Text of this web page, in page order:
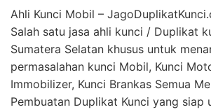
Ahli Kunci Mobil –
Salah satu jasa ahli kunci / Duplikat
Sumatera Selatan khusus untuk
permasalahan kunci Mobil, Kunci
Immobilizer, Kunci Brankas Semua
Pembuatan Duplikat Kunci yang siap